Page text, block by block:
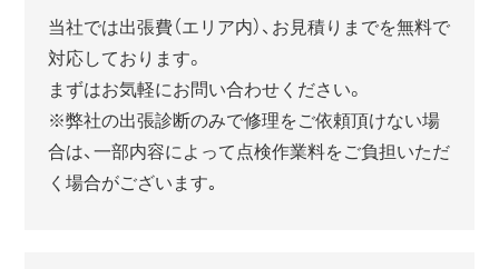
当社では出張費（エリア内）、お見積りまでを無料で
対応しております。
まずはお気軽にお問い合わせください。
※弊社の出張診断のみで修理をご依頼頂けない場
合は、一部内容によって点検作業料をご負担いただ
く場合がございます｡